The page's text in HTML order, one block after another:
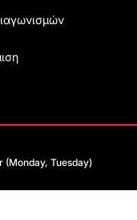
(Monday, Tuesday)